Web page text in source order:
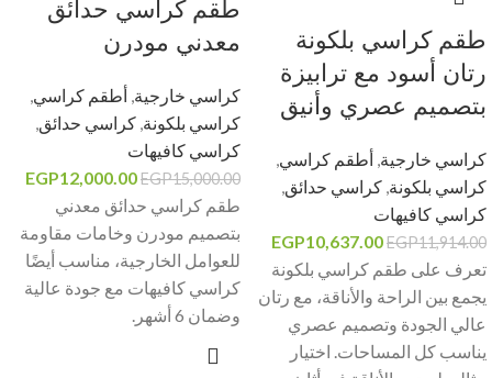
طقم كراسي بلكونة
رتان أسود مع ترابيزة
بتصميم عصري وأنيق
كراسي خارجية, أطقم كراسي,
كراسي بلكونة, كراسي حدائق,
كراسي كافيهات
EGP11,914.00
EGP10,637.00
تعرف على طقم كراسي بلكونة
يجمع بين الراحة والأناقة، مع رتان
عالي الجودة وتصميم عصري
يناسب كل المساحات. اختيار
طقم كراسي حدائق
معدني مودرن
كراسي خارجية, أطقم كراسي,
كراسي بلكونة, كراسي حدائق,
كراسي كافيهات
EGP15,000.00
EGP12,000.00
طقم كراسي حدائق معدني
بتصميم مودرن وخامات مقاومة
للعوامل الخارجية، مناسب أيضًا
كراسي كافيهات مع جودة عالية
وضمان 6 أشهر.